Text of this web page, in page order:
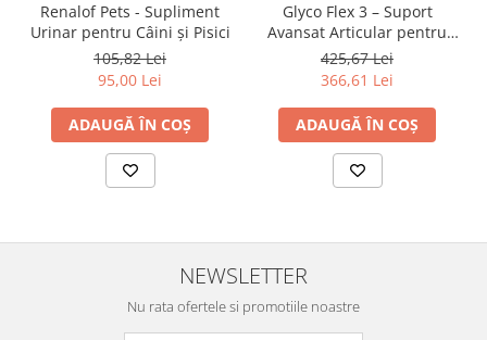
Renalof Pets - Supliment
Urinar pentru Câini și Pisici
105,82 Lei
95,00 Lei
ADAUGĂ ÎN COȘ
Glyco Flex 3 – Suport
Avansat Articular pentru
Câini
425,67 Lei
366,61 Lei
ADAUGĂ ÎN COȘ
NEWSLETTER
Nu rata ofertele si promotiile noastre